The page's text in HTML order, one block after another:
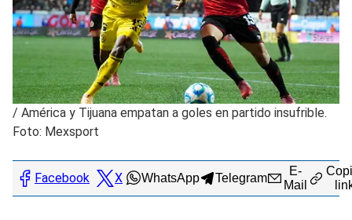
/ América y Tijuana empatan a goles en partido insufrible.
Foto: Mexsport
Facebook X WhatsApp Telegram
E-
Mail